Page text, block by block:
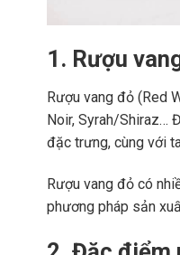
1. Rượu
Rượu vang đỏ (Red
Noir, Syrah/Shiraz…
đặc trưng, cùng với
Rượu vang đỏ có
phương pháp sản